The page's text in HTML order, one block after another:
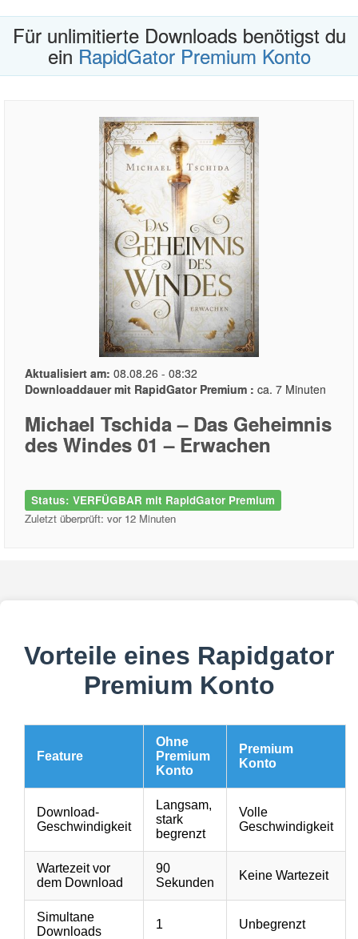
Für unlimitierte Downloads benötigst du
ein RapidGator Premium Konto
Aktualisiert am: 08.08.26 - 08:32
Downloaddauer mit RapidGator Premium : ca. 7 Minuten
Michael Tschida – Das Geheimnis
des Windes 01 – Erwachen
Status: VERFÜGBAR mit RapidGator Premium
Zuletzt überprüft: vor 12 Minuten